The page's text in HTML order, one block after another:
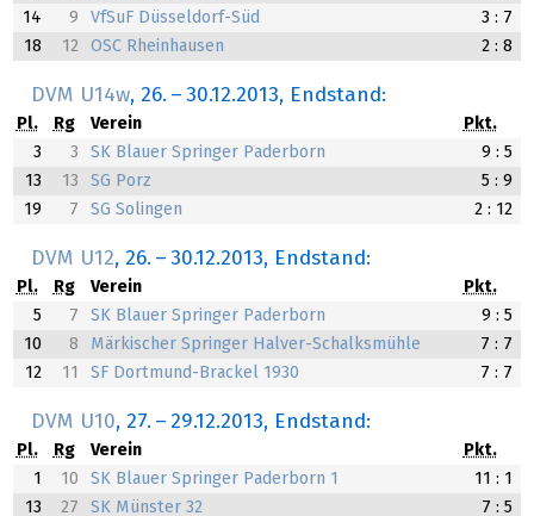
14
9 VfSuF Düsseldorf-Süd
3 : 7
18
12 OSC Rheinhausen 2 : 8
DVM U14w, 26. – 30.12.2013, Endstand:
Pl. Rg Verein
Pkt.
3
3 SK Blauer Springer Paderborn
9 : 5
13
13 SG Porz
5 : 9
19
7 SG Solingen 2 : 12
DVM U12, 26. – 30.12.2013, Endstand:
Pl. Rg Verein
Pkt.
5
7 SK Blauer Springer Paderborn
9 : 5
10
8 Märkischer Springer Halver-Schalksmühle
7 : 7
12
11 SF Dortmund-Brackel 1930 7 : 7
DVM U10, 27. – 29.12.2013, Endstand:
Pl. Rg Verein
Pkt.
1
10 SK Blauer Springer Paderborn 1
11 : 1
13
27 SK Münster 32 7 : 5